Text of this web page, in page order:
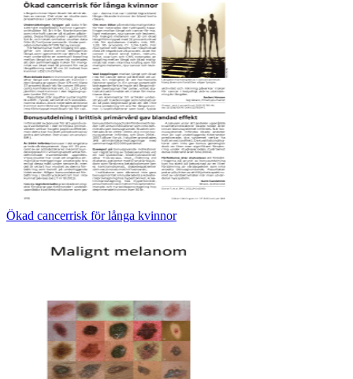
Ökad cancerrisk för långa kvinnor